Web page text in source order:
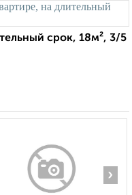
срок, 18м², 3/5
›